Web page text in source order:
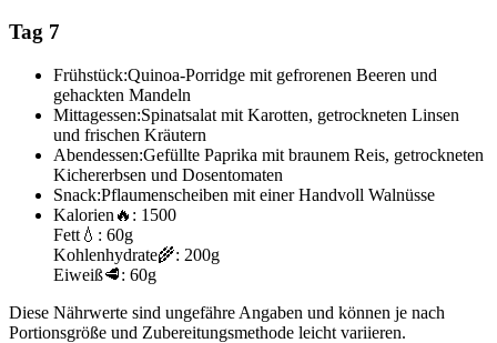
Tag 7
Frühstück:Quinoa-Porridge mit gefrorenen Beeren und
gehackten Mandeln
Mittagessen:Spinatsalat mit Karotten, getrockneten Linsen
und frischen Kräutern
Abendessen:Gefüllte Paprika mit braunem Reis, getrockneten
Kichererbsen und Dosentomaten
Snack:Pflaumenscheiben mit einer Handvoll Walnüsse
Kalorien 🔥: 1500
Fett 💧: 60g
Kohlenhydrate🌾: 200g
Eiweiß🥩: 60g
Diese Nährwerte sind ungefähre Angaben und können je nach
Portionsgröße und Zubereitungsmethode leicht variieren.